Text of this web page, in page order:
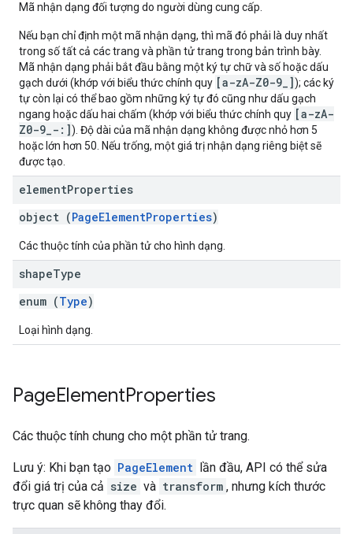
Mã nhận dạng đối tượng do người dùng cung cấp.
Nếu bạn chỉ định một mã nhận dạng, thì mã đó phải là duy nhất
trong số tất cả các trang và phần tử trang trong bản trình bày.
Mã nhận dạng phải bắt đầu bằng một ký tự chữ và số hoặc dấu
gạch dưới (khớp với biểu thức chính quy [a-zA-Z0-9_]); các ký
tự còn lại có thể bao gồm những ký tự đó cũng như dấu gạch
ngang hoặc dấu hai chấm (khớp với biểu thức chính quy [a-zA-
Z0-9_-:]). Độ dài của mã nhận dạng không được nhỏ hơn 5
hoặc lớn hơn 50. Nếu trống, một giá trị nhận dạng riêng biệt sẽ
được tạo.
elementProperties
object (PageElementProperties)
Các thuộc tính của phần tử cho hình dạng.
shapeType
enum (Type)
Loại hình dạng.
PageElementProperties
Các thuộc tính chung cho một phần tử trang.
Lưu ý: Khi bạn tạo PageElement lần đầu, API có thể sửa
đổi giá trị của cả size và transform , nhưng kích thước
trực quan sẽ không thay đổi.